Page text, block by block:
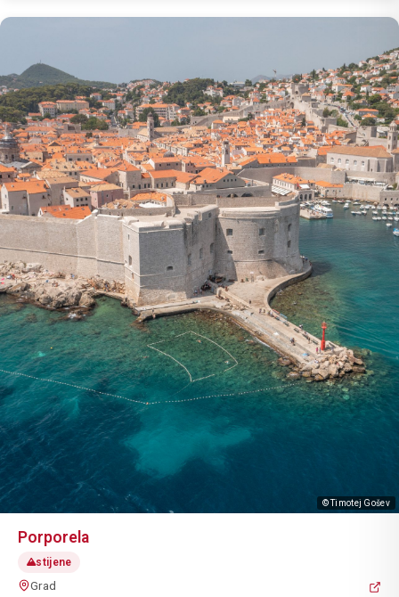
© Timotej Gošev
Porporela
stijene
Grad